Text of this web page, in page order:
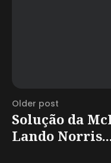
Older post
Solução da
Lando